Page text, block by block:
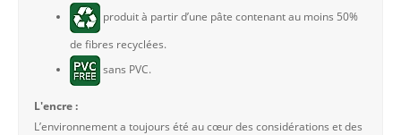
produit à partir d’une pâte contenant au moins 50%
de fibres recyclées.
sans PVC.
L'encre :
L’environnement a toujours été au cœur des considérations et des